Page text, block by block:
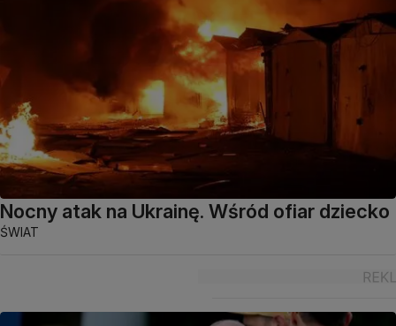
Nocny atak na Ukrainę. Wśród ofiar dziecko
ŚWIAT